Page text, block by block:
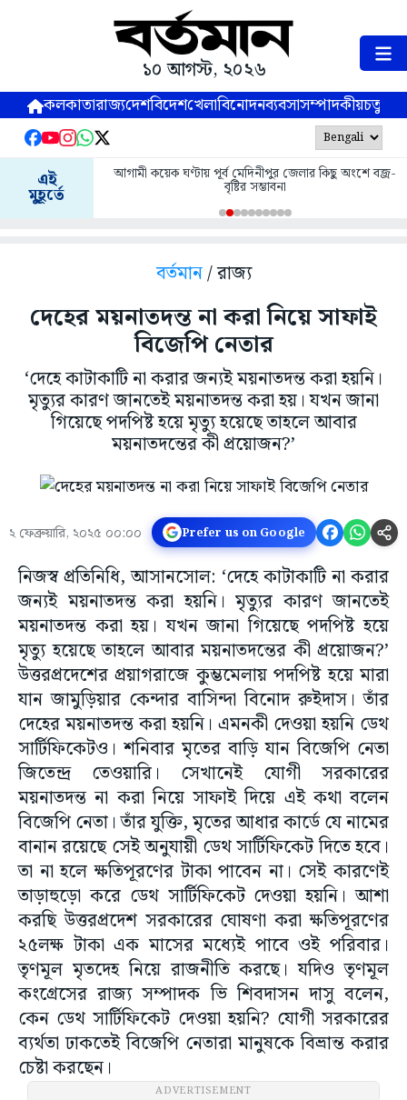
১০ আগস্ট, ২০২৬
কলকাতারাজ্যদেশবিদেশখেলাবিনোদনব্যবসাসম্পাদকীয়
এই
মুহূর্তে
আগামী কয়েক ঘণ্টায় পূর্ব মেদিনীপুর জেলার কিছু অংশে বজ্র-
বৃষ্টির সম্ভাবনা
বর্তমান/ রাজ্য
দেহের ময়নাতদন্ত না করা নিয়ে সাফাই
বিজেপি নেতার
‘দেহে কাটাকাটি না করার জন্যই ময়নাতদন্ত করা হয়নি।
মৃত্যুর কারণ জানতেই ময়নাতদন্ত করা হয়। যখন জানা
গিয়েছে পদপিষ্ট হয়ে মৃত্যু হয়েছে তাহলে আবার
ময়নাতদন্তের কী প্রয়োজন?’
২ ফেব্রুয়ারি, ২০২৫ ০০:০০ Prefer us on Google
নিজস্ব প্রতিনিধি, আসানসোল: ‘দেহে কাটাকাটি না করার
জন্যই ময়নাতদন্ত করা হয়নি। মৃত্যুর কারণ জানতেই
ময়নাতদন্ত করা হয়। যখন জানা গিয়েছে পদপিষ্ট হয়ে
মৃত্যু হয়েছে তাহলে আবার ময়নাতদন্তের কী প্রয়োজন?’
উত্তরপ্রদেশের প্রয়াগরাজে কুম্ভমেলায় পদপিষ্ট হয়ে মারা
যান জামুড়িয়ার কেন্দার বাসিন্দা বিনোদ রুইদাস। তাঁর
দেহের ময়নাতদন্ত করা হয়নি। এমনকী দেওয়া হয়নি ডেথ
সার্টিফিকেটও। শনিবার মৃতের বাড়ি যান বিজেপি নেতা
জিতেন্দ্র তেওয়ারি। সেখানেই যোগী সরকারের
ময়নাতদন্ত না করা নিয়ে সাফাই দিয়ে এই কথা বলেন
বিজেপি নেতা। তাঁর যুক্তি, মৃতের আধার কার্ডে যে নামের
বানান রয়েছে সেই অনুযায়ী ডেথ সার্টিফিকেট দিতে হবে।
তা না হলে ক্ষতিপূরণের টাকা পাবেন না। সেই কারণেই
তাড়াহুড়ো করে ডেথ সার্টিফিকেট দেওয়া হয়নি। আশা
করছি উত্তরপ্রদেশ সরকারের ঘোষণা করা ক্ষতিপূরণের
২৫লক্ষ টাকা এক মাসের মধ্যেই পাবে ওই পরিবার।
তৃণমূল মৃতদেহ নিয়ে রাজনীতি করছে। যদিও তৃণমূল
কংগ্রেসের রাজ্য সম্পাদক ভি শিবদাসন দাসু বলেন,
কেন ডেথ সার্টিফিকেট দেওয়া হয়নি? যোগী সরকারের
ব্যর্থতা ঢাকতেই বিজেপি নেতারা মানুষকে বিভ্রান্ত করার
চেষ্টা করছেন।
ADVERTISEMENT